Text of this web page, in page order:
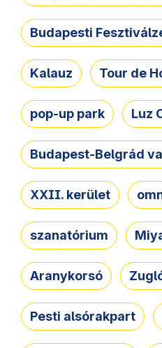
Budapesti
Kalauz Tour de
pop-up park Luz
Budapest-Belgrád
XXII. kerület
szanatórium
Aranykorsó
Pesti alsórakpart